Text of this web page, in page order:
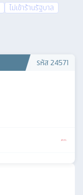
ไม่เข้าร้านรัฐบาล
รหัส24571